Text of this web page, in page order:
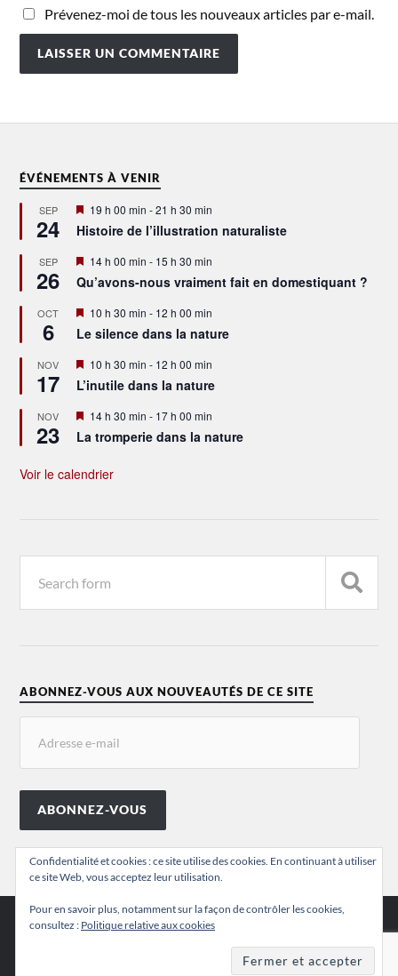
Prévenez-moi de tous les nouveaux articles par e-mail.
ÉVÉNEMENTS À VENIR
SEP
24
Mis
avant
19 h 00 min -21 h 30 min
Histoire de l’illustration naturaliste
SEP
26
Mis
en
avant
14 h 00 min - 15 h 30 min
Qu’avons-nous vraiment fait en domestiquant ?
OCT
6
Mis
avant
10 h 30 min - 12 h 00 min
Le silence dans la nature
NOV
17
Mis
avant
10 h 30 min - 12 h 00 min
L’inutile dans la nature
NOV
23
Mis
avant
14 h 30 min - 17 h 00 min
La tromperie dans la nature
Voir le calendrier
ABONNEZ-VOUS AUX NOUVEAUTÉS DE CE SITE
ABONNEZ-VOUS
© 2026VALÉRIE CHANSIGAUD
Confidentialité et cookies : ce site utilise des cookies. En continuant à utiliser
ce site Web, vous acceptez leur utilisation.
Pour en savoir plus, notamment sur la façon de contrôler les cookies,
consultez : Politique relative aux cookies